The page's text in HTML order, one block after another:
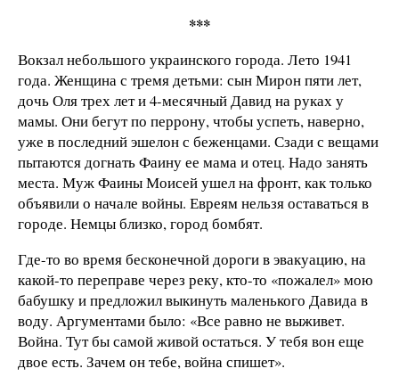
***
Вокзал небольшого украинского города. Лето 1941
года. Женщина с тремя детьми: сын Мирон пяти лет,
дочь Оля трех лет и 4-месячный Давид на руках у
мамы. Они бегут по перрону, чтобы успеть, наверно,
уже в последний эшелон с беженцами. Сзади с вещами
пытаются догнать Фаину ее мама и отец. Надо занять
места. Муж Фаины Моисей ушел на фронт, как только
объявили о начале войны. Евреям нельзя оставаться в
городе. Немцы близко, город бомбят.
Где-то во время бесконечной дороги в эвакуацию, на
какой-то переправе через реку, кто-то «пожалел» мою
бабушку и предложил выкинуть маленького Давида в
воду. Аргументами было: «Все равно не выживет.
Война. Тут бы самой живой остаться. У тебя вон еще
двое есть. Зачем он тебе, война спишет».